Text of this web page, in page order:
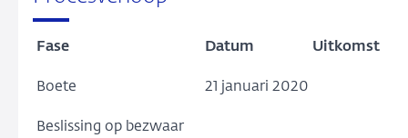
Fase Datum Uitkomst
Boete 21 januari 2020
Beslissing op bezwaar